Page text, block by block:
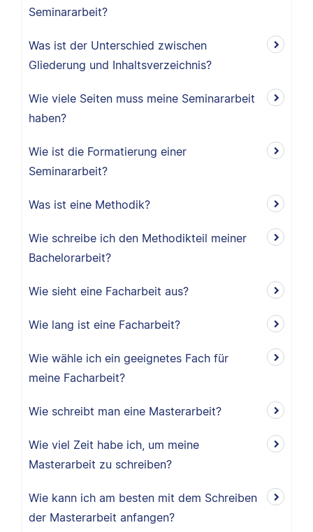
Seminararbeit?
Was ist der Unterschied zwischen
Gliederung und Inhaltsverzeichnis?
Wie viele Seiten muss meine Seminararbeit
haben?
Wie ist die Formatierung einer
Seminararbeit?
Was ist eine Methodik?
Wie schreibe ich den Methodikteil meiner
Bachelorarbeit?
Wie sieht eine Facharbeit aus?
Wie lang ist eine Facharbeit?
Wie wähle ich ein geeignetes Fach für
meine Facharbeit?
Wie schreibt man eine Masterarbeit?
Wie viel Zeit habe ich, um meine
Masterarbeit zu schreiben?
Wie kann ich am besten mit dem Schreiben
der Masterarbeit anfangen?